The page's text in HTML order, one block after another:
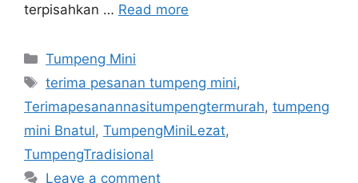
terpisahkan … Read more
Categories
Tumpeng Mini
Tags
terima pesanan tumpeng mini,
Terimapesanannasitumpengtermurah, tumpeng
mini Bnatul, TumpengMiniLezat,
TumpengTradisional
Leave a comment